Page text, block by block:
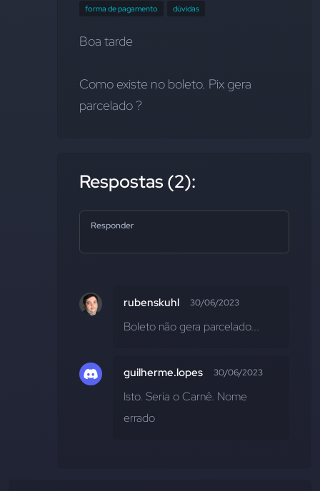
forma de pagamento
dúvidas
Boa tarde
Como existe no boleto. Pix gera
parcelado ?
Respostas (2):
Responder
rubenskuhl 30/06/2023
Boleto não gera parcelado...
guilherme.lopes 30/06/2023
Isto. Seria o Carnê. Nome
errado